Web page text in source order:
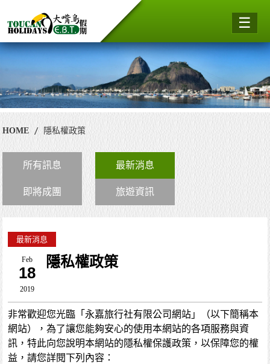
☰
HOME 隱私權政策
所有訊息 最新消息
即將成團 旅遊資訊
最新消息
Feb
18
2019
隱私權政策
非常歡迎您光臨「永嘉旅行社有限公司網站」（以下簡稱本
網站），為了讓您能夠安心的使用本網站的各項服務與資
訊，特此向您說明本網站的隱私權保護政策，以保障您的權
益，請您詳閱下列內容：